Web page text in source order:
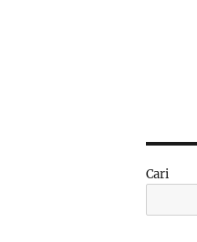
Cari